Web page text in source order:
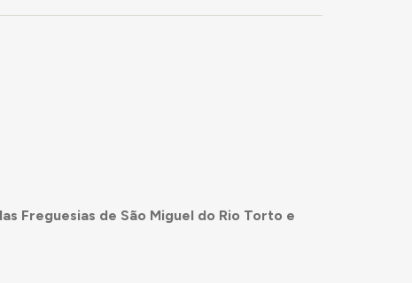
Freguesias de São Miguel do Rio Torto e